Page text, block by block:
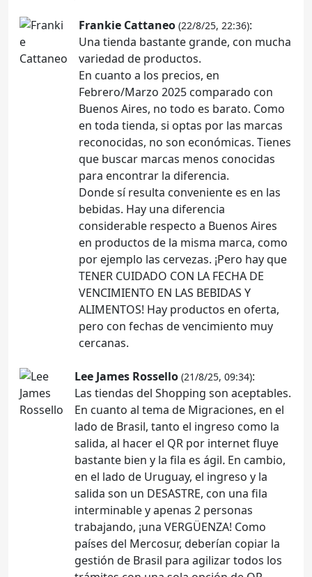
Frankie Cattaneo (22/8/25, 22:36):
Una tienda bastante grande, con mucha
variedad de productos.
En cuanto a los precios, en
Febrero/Marzo 2025 comparado con
Buenos Aires, no todo es barato. Como
en toda tienda, si optas por las marcas
reconocidas, no son económicas. Tienes
que buscar marcas menos conocidas
para encontrar la diferencia.
Donde sí resulta conveniente es en las
bebidas. Hay una diferencia
considerable respecto a Buenos Aires
en productos de la misma marca, como
por ejemplo las cervezas. ¡Pero hay que
TENER CUIDADO CON LA FECHA DE
VENCIMIENTO EN LAS BEBIDAS Y
ALIMENTOS! Hay productos en oferta,
pero con fechas de vencimiento muy
cercanas.
Lee James Rossello (21/8/25, 09:34):
Las tiendas del Shopping son aceptables.
En cuanto al tema de Migraciones, en el
lado de Brasil, tanto el ingreso como la
salida, al hacer el QR por internet fluye
bastante bien y la fila es ágil. En cambio,
en el lado de Uruguay, el ingreso y la
salida son un DESASTRE, con una fila
interminable y apenas 2 personas
trabajando, ¡una VERGÜENZA! Como
países del Mercosur, deberían copiar la
gestión de Brasil para agilizar todos los